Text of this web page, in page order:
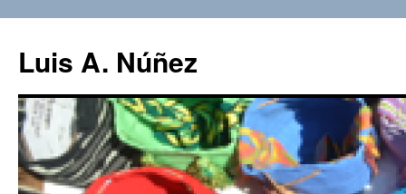
Luis A. Núñez